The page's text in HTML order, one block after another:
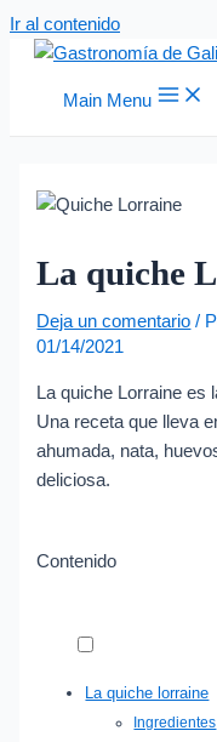
Ir al contenido
Main Menu
La quiche
Deja un comentario /
01/14/2021
La quiche Lorraine es
Una receta que lleva
ahumada, nata,
deliciosa.
Contenido
La quiche lorraine
Ingredientes